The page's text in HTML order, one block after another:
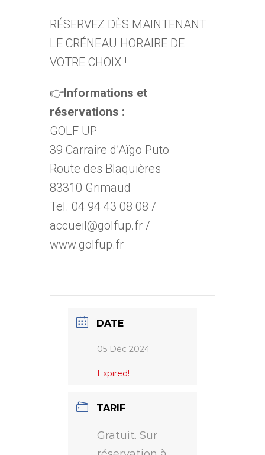
RÉSERVEZ DÈS MAINTENANT
LE CRÉNEAU HORAIRE DE
VOTRE CHOIX !
👉Informations et
réservations :
GOLF UP
39 Carraire d’Aïgo Puto
Route des Blaquières
83310 Grimaud
Tel. 04 94 43 08 08 /
accueil@golfup.fr /
www.golfup.fr
DATE
05 Déc 2024
Expired!
TARIF
Gratuit. Sur